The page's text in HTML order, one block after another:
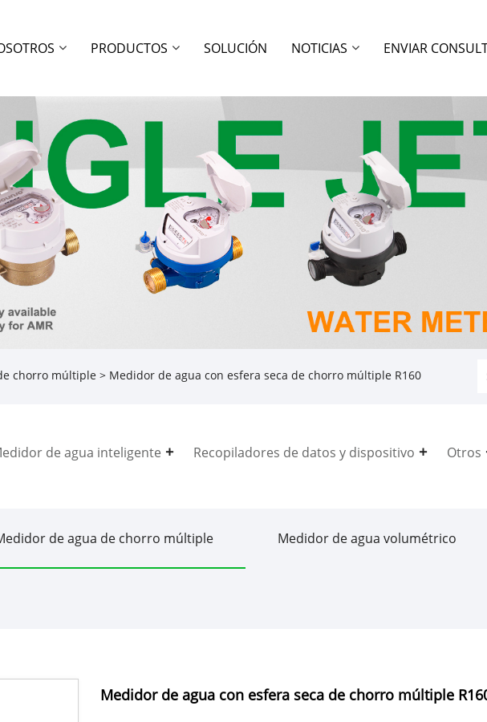
PRODUCTOS SOLUCIÓN NOTICIAS ENVIAR
chorro múltiple> Medidor de agua con esfera seca de chorro múltiple R160
de agua inteligente Recopiladores de datos y dispositivo Otros
de agua de chorro múltiple Medidor de agua volumétrico
Medidor de agua con esfera seca de chorro múltiple